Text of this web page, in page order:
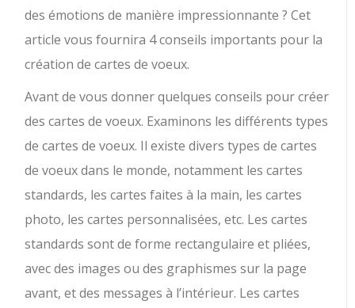
des émotions de manière impressionnante ? Cet
article vous fournira 4 conseils importants pour la
création de cartes de voeux.
Avant de vous donner quelques conseils pour créer
des cartes de voeux. Examinons les différents types
de cartes de voeux. Il existe divers types de cartes
de voeux dans le monde, notamment les cartes
standards, les cartes faites à la main, les cartes
photo, les cartes personnalisées, etc. Les cartes
standards sont de forme rectangulaire et pliées,
avec des images ou des graphismes sur la page
avant, et des messages à l’intérieur. Les cartes